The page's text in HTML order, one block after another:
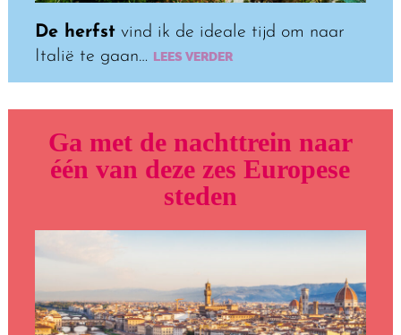
De herfstvind ik de ideale tijd om naar
Italië te gaan… LEES VERDER
Ga met de nachttrein naar
één van deze zes Europese
steden